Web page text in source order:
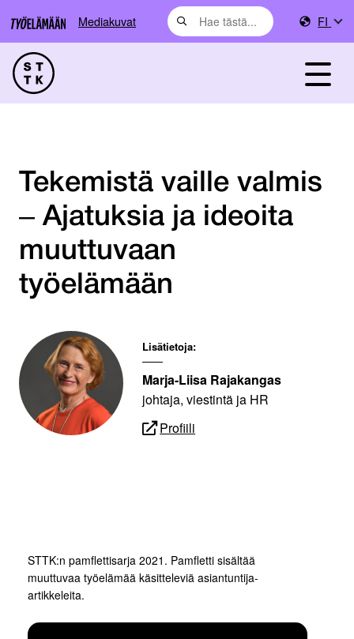
Mediakuvat FI
Tekemistä vaille valmis
‒ Ajatuksia ja ideoita
muuttuvaan
työelämään
Lisätietoja:
Marja-Liisa Rajakangas
johtaja, viestintä ja HR
Profiili
STTK:n pamflettisarja 2021. Pamfletti sisältää
muuttuvaa työelämää käsitteleviä asiantuntija-
artikkeleita.